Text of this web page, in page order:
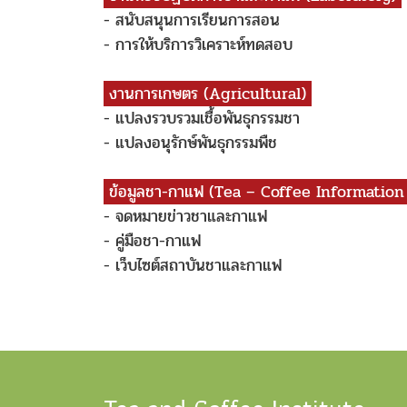
- สนับสนุนการเรียนการสอน
- การให้บริการวิเคราะห์ทดสอบ
งานการเกษตร (Agricultural)
- แปลงรวบรวมเชื้อพันธุกรรมชา
- แปลงอนุรักษ์พันธุกรรมพืช
ข้อมูลชา-กาแฟ (Tea – Coffee
- จดหมายข่าวชาและกาแฟ
- คู่มือชา-กาแฟ
- เว็บไซต์สถาบันชาและกาแฟ